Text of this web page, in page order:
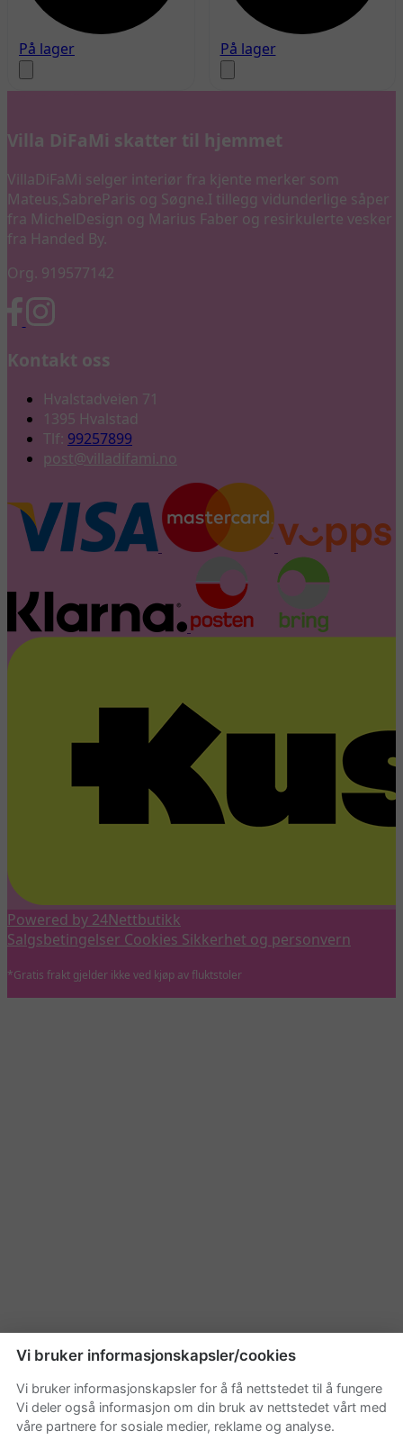
På lager På lager
Villa DiFaMi skatter til hjemmet
VillaDiFaMi selger interiør fra kjente merker som
Mateus,SabreParis og Søgne.I tillegg vidunderlige såper
fra MichelDesign og Marius Faber og resirkulerte vesker
fra Handed By.
Org. 919577142
Kontakt oss
Hvalstadveien 71
1395 Hvalstad
Tlf: 99257899
post@villadifami.no
Powered by 24Nettbutikk
Salgsbetingelser Cookies Sikkerhet og personvern
*Gratis frakt gjelder ikke ved kjøp av fluktstoler
Vi bruker informasjonskapsler/cookies
Vi bruker informasjonskapsler for å få nettstedet til å fungere
Vi deler også informasjon om din bruk av nettstedet vårt med
våre partnere for sosiale medier, reklame og analyse.